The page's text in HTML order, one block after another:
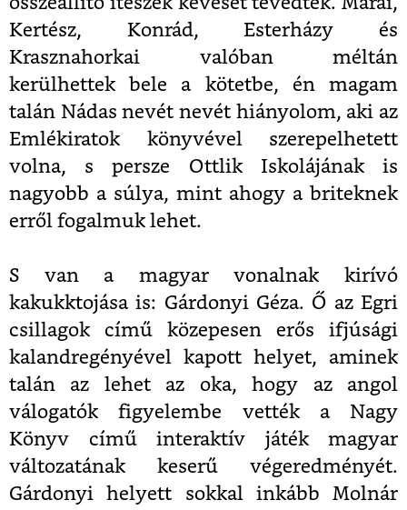
Kertész, Konrád, Esterházy és
Krasznahorkai valóban méltán
kerülhettek bele a kötetbe, én magam
talán Nádas nevét nevét hiányolom, aki az
Emlékiratok könyvével szerepelhetett
volna, s persze Ottlik Iskolájának is
nagyobb a súlya, mint ahogy a briteknek
erről fogalmuk lehet.
S van a magyar vonalnak kirívó
kakukktojása is: Gárdonyi Géza. Ő az Egri
csillagok című közepesen erős ifjúsági
kalandregényével kapott helyet, aminek
talán az lehet az oka, hogy az angol
válogatók figyelembe vették a Nagy
Könyv című interaktív játék magyar
változatának keserű végeredményét.
Gárdonyi helyett sokkal inkább Molnár